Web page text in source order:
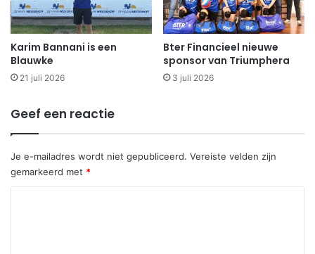
Karim Bannani is een
Blauwke
21 juli 2026
Bter Financieel nieuwe
sponsor van Triumphera
3 juli 2026
Geef een reactie
Je e-mailadres wordt niet gepubliceerd. Vereiste velden zijn
gemarkeerd met *